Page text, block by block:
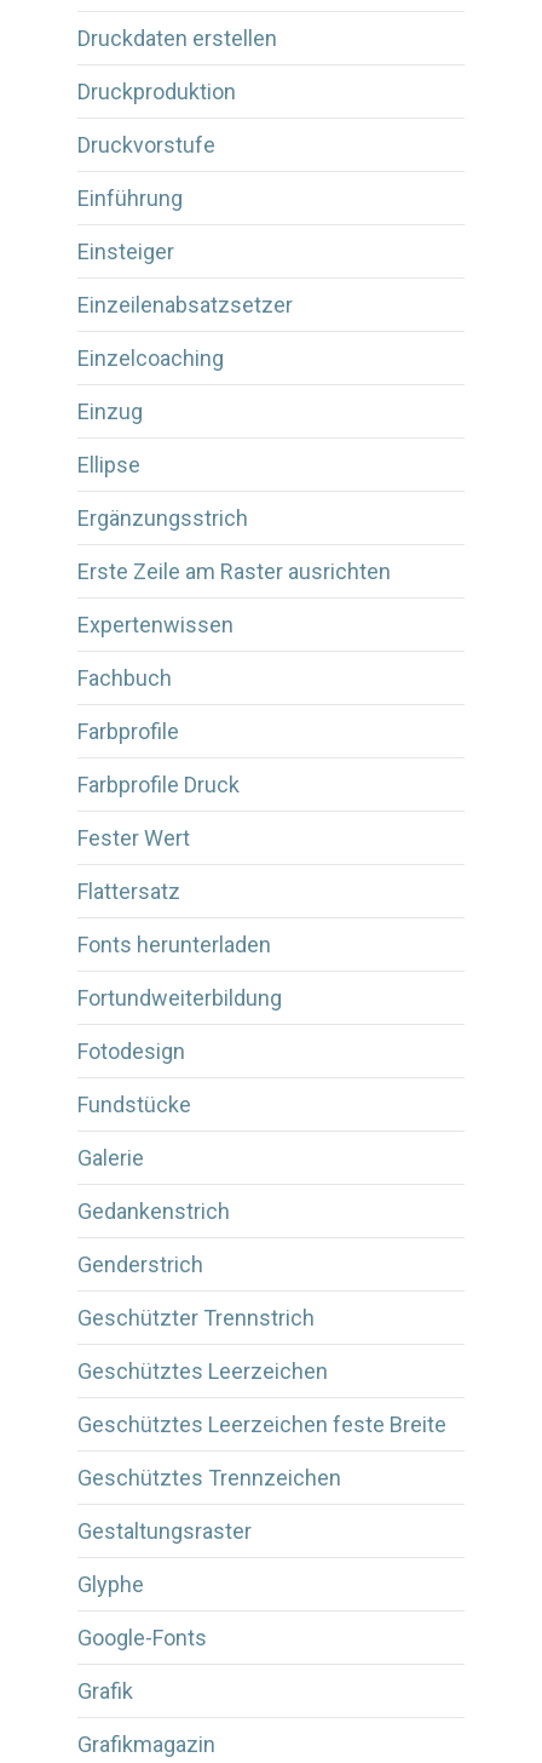
Druckdaten erstellen
Druckproduktion
Druckvorstufe
Einführung
Einsteiger
Einzeilenabsatzsetzer
Einzelcoaching
Einzug
Ellipse
Ergänzungsstrich
Erste Zeile am Raster ausrichten
Expertenwissen
Fachbuch
Farbprofile
Farbprofile Druck
Fester Wert
Flattersatz
Fonts herunterladen
Fortundweiterbildung
Fotodesign
Fundstücke
Galerie
Gedankenstrich
Genderstrich
Geschützter Trennstrich
Geschütztes Leerzeichen
Geschütztes Leerzeichen feste Breite
Geschütztes Trennzeichen
Gestaltungsraster
Glyphe
Google-Fonts
Grafik
Grafikmagazin